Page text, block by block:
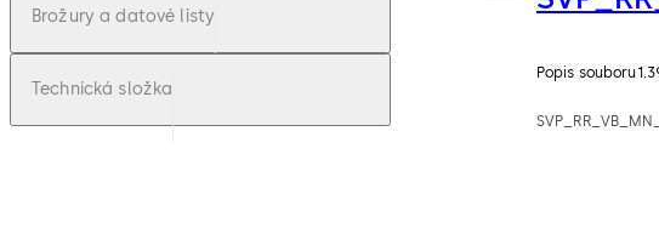
Brožury a datové listy
Technická složka
Popis souboru